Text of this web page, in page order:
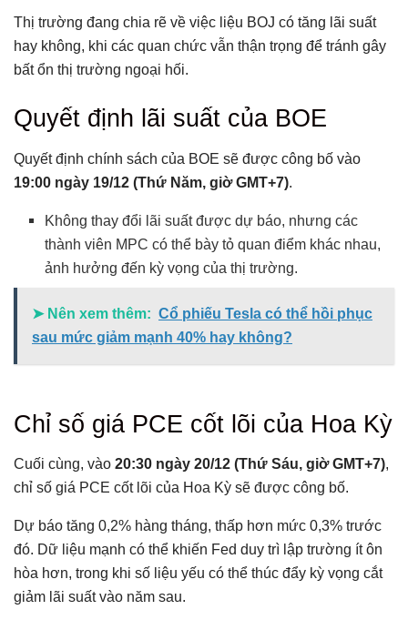
Thị trường đang chia rẽ về việc liệu BOJ có tăng lãi suất
hay không, khi các quan chức vẫn thận trọng để tránh gây
bất ổn thị trường ngoại hối.
Quyết định lãi suất của BOE
Quyết định chính sách của BOE sẽ được công bố vào
19:00 ngày 19/12 (Thứ Năm, giờ GMT+7).
Không thay đổi lãi suất được dự báo, nhưng các
thành viên MPC có thể bày tỏ quan điểm khác nhau,
ảnh hưởng đến kỳ vọng của thị trường.
➤ Nên xem thêm: Cổ phiếu Tesla có thể hồi phục
sau mức giảm mạnh 40% hay không?
Chỉ số giá PCE cốt lõi của Hoa Kỳ
Cuối cùng, vào 20:30 ngày 20/12 (Thứ Sáu, giờ GMT+7),
chỉ số giá PCE cốt lõi của Hoa Kỳ sẽ được công bố.
Dự báo tăng 0,2% hàng tháng, thấp hơn mức 0,3% trước
đó. Dữ liệu mạnh có thể khiến Fed duy trì lập trường ít ôn
hòa hơn, trong khi số liệu yếu có thể thúc đẩy kỳ vọng cắt
giảm lãi suất vào năm sau.